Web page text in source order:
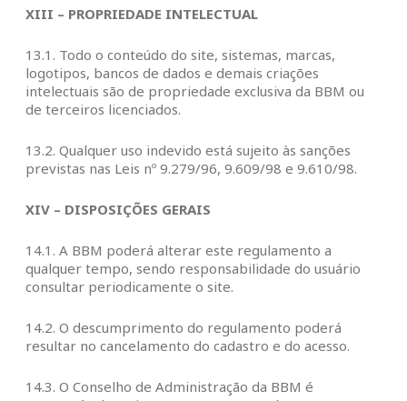
XIII – PROPRIEDADE INTELECTUAL
13.1. Todo o conteúdo do site, sistemas, marcas,
logotipos, bancos de dados e demais criações
intelectuais são de propriedade exclusiva da BBM ou
de terceiros licenciados.
13.2. Qualquer uso indevido está sujeito às sanções
previstas nas Leis nº 9.279/96, 9.609/98 e 9.610/98.
XIV – DISPOSIÇÕES GERAIS
14.1. A BBM poderá alterar este regulamento a
qualquer tempo, sendo responsabilidade do usuário
consultar periodicamente o site.
14.2. O descumprimento do regulamento poderá
resultar no cancelamento do cadastro e do acesso.
14.3. O Conselho de Administração da BBM é